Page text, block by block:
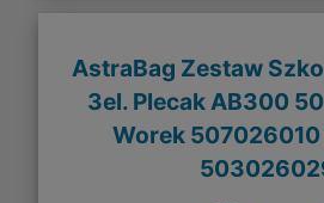
AstraBag Zestaw
3el. Plecak AB300
Worek